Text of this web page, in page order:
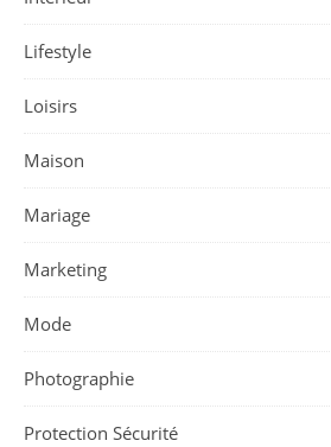
Lifestyle
Loisirs
Maison
Mariage
Marketing
Mode
Photographie
Protection Sécurité